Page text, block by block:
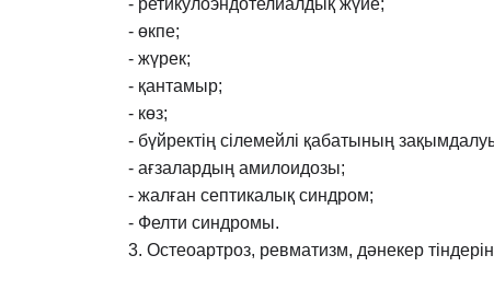
- ретикулоэндотелиалдық жүйе;
- өкпе;
- жүрек;
- қантамыр;
- көз;
- бүйректің сілемейлі қабатының
- ағзалардың амилоидозы;
- жалған септикалық синдром;
- Фелти синдромы.
3. Остеоартроз, ревматизм, дəнекер